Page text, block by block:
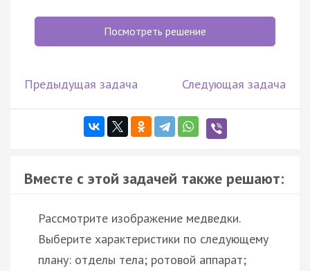
Посмотреть решение
Предыдущая задача Следующая задача
Вместе с этой задачей также решают:
Рассмотрите изображение медведки.
Выберите характеристики по следующему
плану: отделы тела; ротовой аппарат;